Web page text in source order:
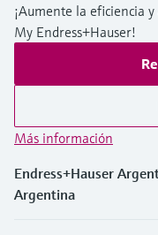
¡Aumente la eficiencia
My Endress+Hauser!
Más información
Endress+Hauser
Argentina